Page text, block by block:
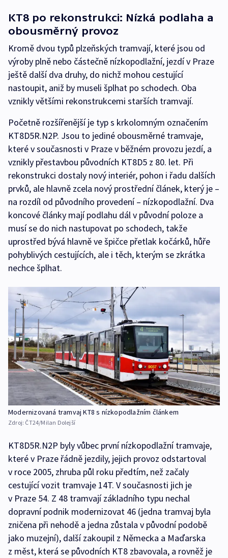
KT8 po rekonstrukci: Nízká podlaha a
obousměrný provoz
Kromě dvou typů plzeňských tramvají, které jsou od
výroby plně nebo částečně nízkopodlažní, jezdí v Praze
ještě další dva druhy, do nichž mohou cestující
nastoupit, aniž by museli šplhat po schodech. Oba
vznikly většími rekonstrukcemi starších tramvají.
Početně rozšířenější je typ s krkolomným označením
KT8D5R.N2P. Jsou to jediné obousměrné tramvaje,
které v současnosti v Praze v běžném provozu jezdí, a
vznikly přestavbou původních KT8D5 z 80. let. Při
rekonstrukci dostaly nový interiér, pohon i řadu dalších
prvků, ale hlavně zcela nový prostřední článek, který je –
na rozdíl od původního provedení – nízkopodlažní. Dva
koncové články mají podlahu dál v původní poloze a
musí se do nich nastupovat po schodech, takže
uprostřed bývá hlavně ve špičce přetlak kočárků, hůře
pohyblivých cestujících, ale i těch, kterým se zkrátka
nechce šplhat.
Modernizovaná tramvaj KT8 s nízkopodlažním článkem
Zdroj: ČT24/Milan Dolejší
KT8D5R.N2P byly vůbec první nízkopodlažní tramvaje,
které v Praze řádně jezdily, jejich provoz odstartoval
v roce 2005, zhruba půl roku předtím, než začaly
cestující vozit tramvaje 14T. V současnosti jich je
v Praze 54. Z 48 tramvají základního typu nechal
dopravní podnik modernizovat 46 (jedna tramvaj byla
zničena při nehodě a jedna zůstala v původní podobě
jako muzejní), další zakoupil z Německa a Maďarska
z měst, která se původních KT8 zbavovala, a rovněž je